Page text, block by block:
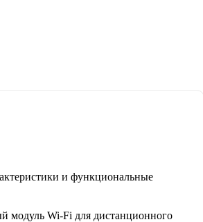
и функциональные
модуль Wi-Fi для дистанционного